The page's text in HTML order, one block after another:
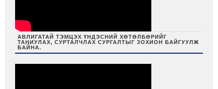
АВЛИГАТАЙ ТЭМЦЭХ ҮНДЭСНИЙ ХӨТӨЛБӨРИЙГ
ТАНИУЛАХ, СУРТАЛЧЛАХ СУРГАЛТЫГ ЗОХИОН БАЙГУУЛЖ
БАЙНА.